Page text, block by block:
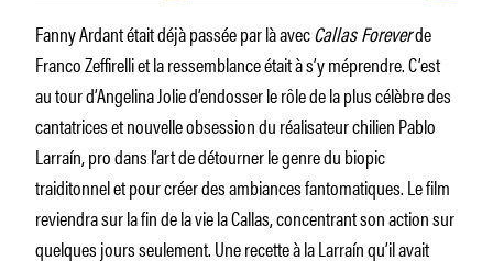
Fanny Ardant était déjà passée par là avecCallas Foreverde
Franco Zeffirelli et la ressemblance était à s’y méprendre. C’est
au tour d’Angelina Jolie d’endosser le rôle de la plus célèbre des
cantatrices et nouvelle obsession du réalisateur chilien Pablo
Larraín, pro dans l’art de détourner le genre du biopic
traiditonnel et pour créer des ambiances fantomatiques. Le film
reviendra sur la fin de la vie la Callas, concentrant son action sur
quelques jours seulement. Une recette à la Larraín qu’il avait